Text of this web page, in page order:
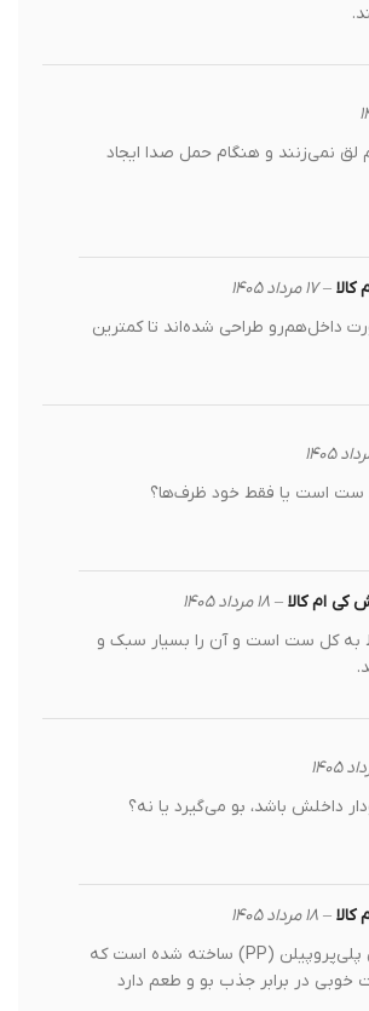
و هنگام حمل صدا ایجاد
– ۱۷ مرداد ۱۴۰۵
طراحی شده‌اند تا کمترین
کالا– ۱۸ مرداد ۱۴۰۵
به کل ست است و آن را بسیار سبک و
باشد، بو می‌گیرد یا نه؟
– ۱۸ مرداد ۱۴۰۵
این ظروف از جنس پلی‌پروپیلن (PP) ساخته شده است که
در برابر جذب بو و طعم دارد